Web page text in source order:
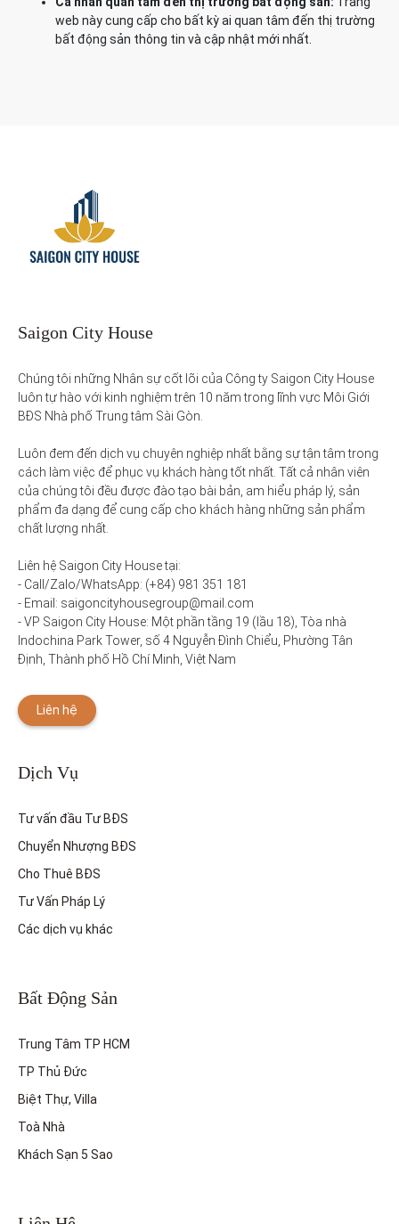
web này cung cấp cho bất kỳ ai quan tâm đến thị trường
bất động sản thông tin và cập nhật mới nhất.
Saigon City House
Chúng tôi những Nhân sự cốt lõi của Công ty Saigon City House
luôn tự hào với kinh nghiệm trên 10 năm trong lĩnh vực Môi Giới
BĐS Nhà phố Trung tâm Sài Gòn.
Luôn đem đến dịch vụ chuyên nghiệp nhất bằng sự tận tâm trong
cách làm việc để phục vụ khách hàng tốt nhất. Tất cả nhân viên
của chúng tôi đều được đào tạo bài bản, am hiểu pháp lý, sản
phẩm đa dạng để cung cấp cho khách hàng những sản phẩm
chất lượng nhất.
Liên hệ Saigon City House tại:
- Call/Zalo/WhatsApp: (+84) 981 351 181
- Email: saigoncityhousegroup@mail.com
- VP Saigon City House: Một phần tầng 19 (lầu 18), Tòa nhà
Indochina Park Tower, số 4 Nguyễn Đình Chiểu, Phường Tân
Định, Thành phố Hồ Chí Minh, Việt Nam
Liên hệ
Dịch Vụ
Tư vấn đầu Tư BĐS
Chuyển Nhượng BĐS
Cho Thuê BĐS
Tư Vấn Pháp Lý
Các dịch vụ khác
Bất Động Sản
Trung Tâm TP HCM
TP Thủ Đức
Biệt Thự, Villa
Toà Nhà
Khách Sạn 5 Sao